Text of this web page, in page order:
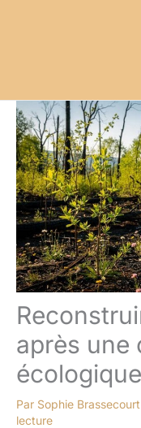
après une
écologique
Par Sophie Brassecourt
lecture